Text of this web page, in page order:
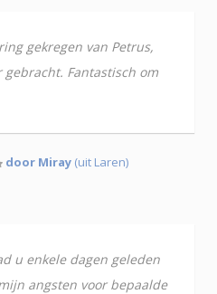
gekregen van Petrus,
Fantastisch om
door Miray (uit Laren)
u enkele dagen geleden
angsten voor bepaalde